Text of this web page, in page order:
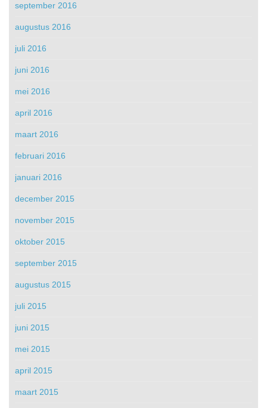
september 2016
augustus 2016
juli 2016
juni 2016
mei 2016
april 2016
maart 2016
februari 2016
januari 2016
december 2015
november 2015
oktober 2015
september 2015
augustus 2015
juli 2015
juni 2015
mei 2015
april 2015
maart 2015